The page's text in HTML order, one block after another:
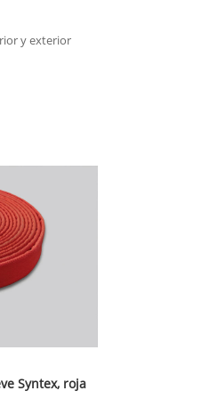
y exterior
Syntex, roja